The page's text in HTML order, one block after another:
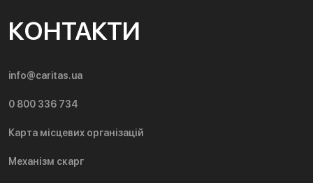
КОНТАКТИ
info@caritas.ua
0 800 336 734
Карта місцевих організацій
Механізм скарг